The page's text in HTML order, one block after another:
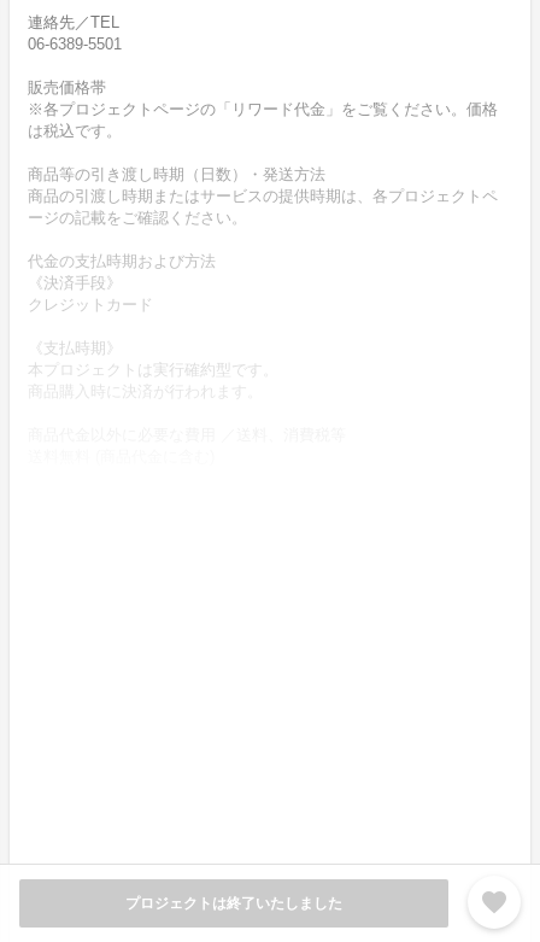
プロジェクトは終了いたしました favorite
連絡先／TEL
06-6389-5501
販売価格帯
※各プロジェクトページの「リワード代金」をご覧ください。価格
は税込です。
商品等の引き渡し時期（日数）・発送方法
商品の引渡し時期またはサービスの提供時期は、各プロジェクトペ
ージの記載をご確認ください。
代金の支払時期および方法
《決済手段》
クレジットカード
《支払時期》
本プロジェクトは実行確約型です。
商品購入時に決済が行われます。
連絡いただいた後、
出品者から新しい商品の発送や返金、不良品の返品の要否などに
ついてお客さま宛にご連絡致します。